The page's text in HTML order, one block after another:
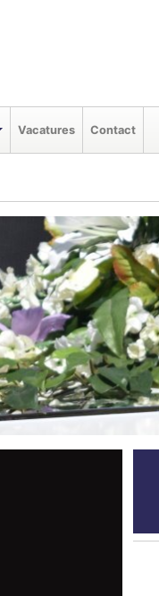
Vacatures Contact